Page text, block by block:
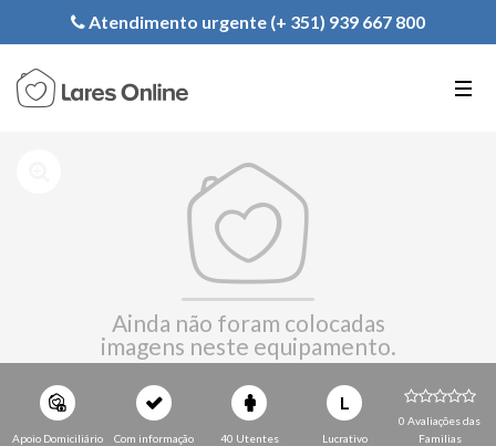
Registe a sua Instituição
Atendimento urgente (+ 351) 939 667 800
Ainda não foram colocadas
imagens neste equipamento.
Apoio Domiciliário
Com informação
40 Utentes
L
Lucrativo
0 Avaliações das
Familias